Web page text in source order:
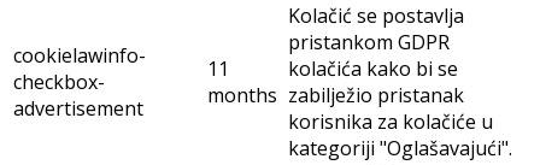
cookielawinfo-
checkbox-
advertisement
11
months
Kolačić se postavlja
pristankom GDPR
kolačića kako bi se
zabilježio pristanak
korisnika za kolačiće u
kategoriji "Oglašavajući".